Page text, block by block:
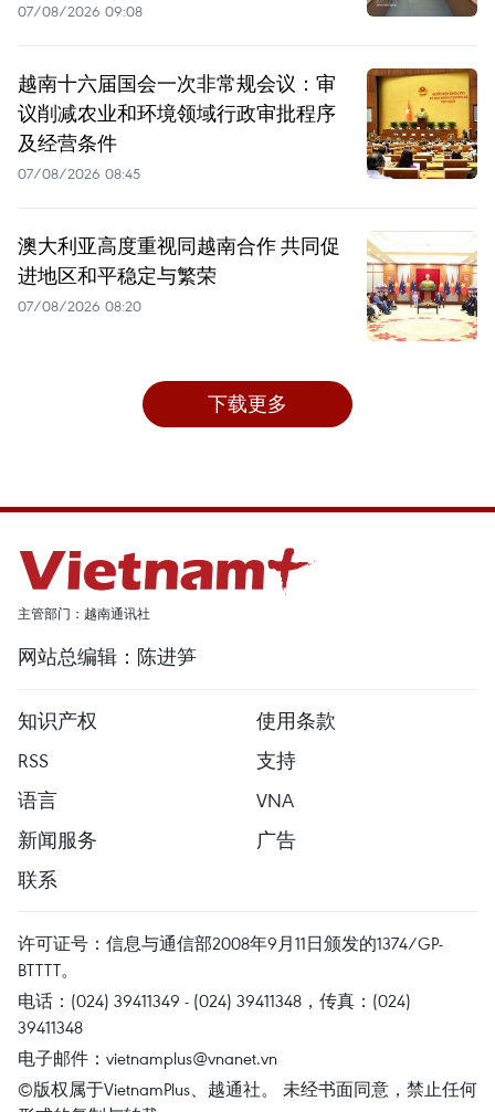
07/08/2026 09:08
越南十六届国会一次非常规会议：审
议削减农业和环境领域行政审批程序
及经营条件
07/08/2026 08:45
澳大利亚高度重视同越南合作 共同促
进地区和平稳定与繁荣
07/08/2026 08:20
下载更多
主管部门：越南通讯社
网站总编辑：陈进笋
知识产权
使用条款
RSS
支持
语言
VNA
新闻服务
广告
联系
许可证号：信息与通信部2008年9月11日颁发的1374/GP-
BTTTT。
电话：(024) 39411349 - (024) 39411348，传真：(024)
39411348
电子邮件： vietnamplus@vnanet.vn
©版权属于VietnamPlus、越通社。 未经书面同意，禁止任何